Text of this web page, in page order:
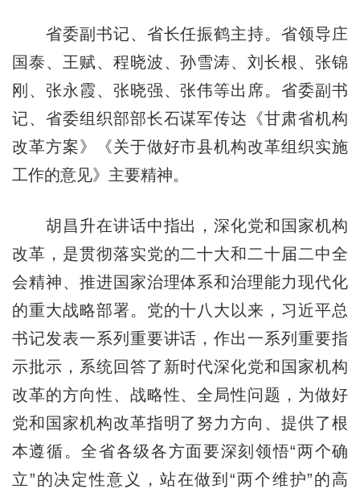
省委副书记、省长任振鹤主持。省领导庄
国泰、王赋、程晓波、孙雪涛、刘长根、张锦
刚、张永霞、张晓强、张伟等出席。省委副书
记、省委组织部部长石谋军传达《甘肃省机构
改革方案》《关于做好市县机构改革组织实施
工作的意见》主要精神。
胡昌升在讲话中指出，深化党和国家机构
改革，是贯彻落实党的二十大和二十届二中全
会精神、推进国家治理体系和治理能力现代化
的重大战略部署。党的十八大以来，习近平总
书记发表一系列重要讲话，作出一系列重要指
示批示，系统回答了新时代深化党和国家机构
改革的方向性、战略性、全局性问题，为做好
党和国家机构改革指明了努力方向、提供了根
本遵循。全省各级各方面要深刻领悟“两个确
立”的决定性意义，站在做到“两个维护”的高